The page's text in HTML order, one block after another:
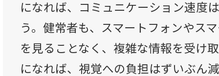
になれば、コミュニケーション速度
う。健常者も、スマートフォンやス
を見ることなく、複雑な情報を受け
になれば、視覚への負担はずいぶん